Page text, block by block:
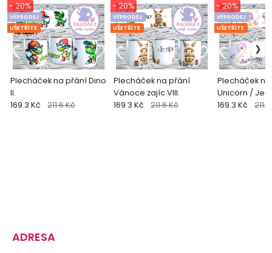
Plecháček na přání Dino
II.
VÝPRODEJ
UŠETŘÍTE
- 20%
169.3 Kč 211.6 Kč
Plecháček na přání
Vánoce zajíc VIII.
VÝPRODEJ
UŠETŘÍTE
- 20%
169.3 Kč 211.6 Kč
Plecháček
Unicorn /
VÝPRODEJ
UŠETŘÍTE
- 20%
169.3 Kč
ADRESA